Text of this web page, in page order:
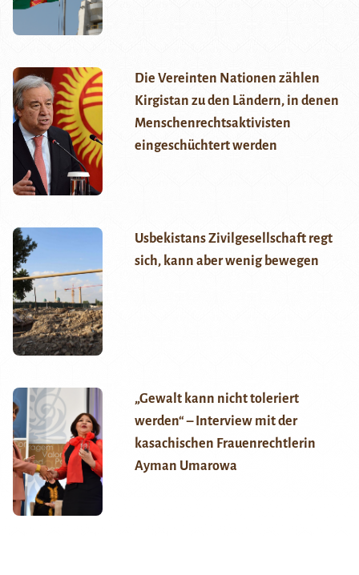
Die Vereinten Nationen zählen
Kirgistan zu den Ländern, in denen
Menschenrechtsaktivisten
eingeschüchtert werden
Usbekistans Zivilgesellschaft regt
sich, kann aber wenig bewegen
„Gewalt kann nicht toleriert
werden“ – Interview mit der
kasachischen Frauenrechtlerin
Ayman Umarowa